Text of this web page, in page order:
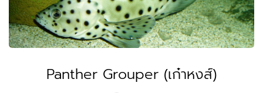
Panther Grouper (เก๋าหงส์)